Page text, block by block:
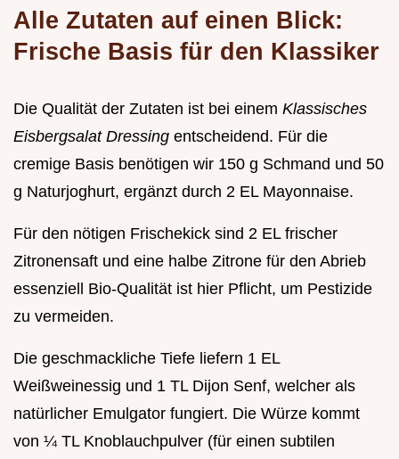
Alle Zutaten auf einen Blick:
Frische Basis für den Klassiker
Die Qualität der Zutaten ist bei einem Klassisches
Eisbergsalat Dressing entscheidend. Für die
cremige Basis benötigen wir 150 g Schmand und 50
g Naturjoghurt, ergänzt durch 2 EL Mayonnaise.
Für den nötigen Frischekick sind 2 EL frischer
Zitronensaft und eine halbe Zitrone für den Abrieb
essenziell Bio-Qualität ist hier Pflicht, um Pestizide
zu vermeiden.
Die geschmackliche Tiefe liefern 1 EL
Weißweinessig und 1 TL Dijon Senf, welcher als
natürlicher Emulgator fungiert. Die Würze kommt
von ¼ TL Knoblauchpulver (für einen subtilen